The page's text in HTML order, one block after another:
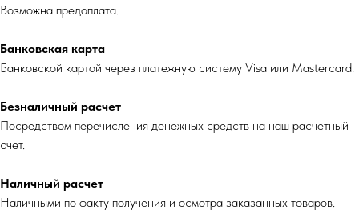
Возможна предоплата.
Банковская карта
Банковской картой через платежную систему Visa или Mastercard.
Безналичный расчет
Посредством перечисления денежных средств на наш расчетный
счет.
Наличный расчет
Наличными по факту получения и осмотра заказанных товаров.